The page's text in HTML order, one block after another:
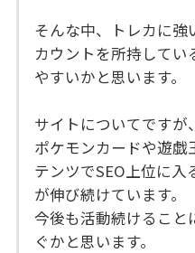
そんな中、トレカに強
カウントを所持して
やすいかと思います。
サイトについてですが
ポケモンカードや遊戯
テンツでSEO上位に入
が伸び続けています。
今後も活動続けること
ぐかと思います。